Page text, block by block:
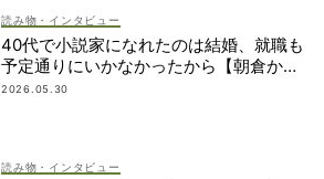
読み物・インタビュー
40代で小説家になれたのは結婚、就職も
予定通りにいかなかったから【朝倉かす
みさん】
2026.05.30
読み物・インタビュー